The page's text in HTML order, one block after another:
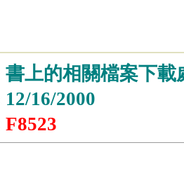
書上的相關檔案下載
12/16/2000
F8523